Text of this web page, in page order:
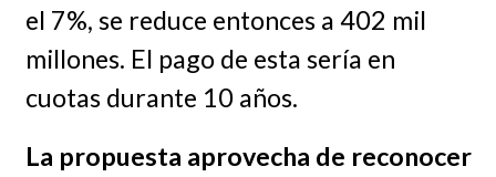
el 7%, se reduce entonces a 402 mil
millones. El pago de esta sería en
cuotas durante 10 años.
La propuesta aprovecha de reconocer